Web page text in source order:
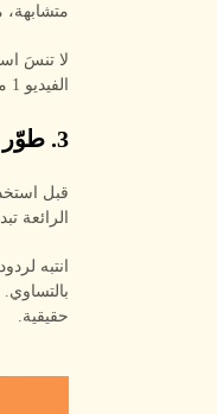
متشابهة،
لا تنسَ
الفيديو 1 مقابل 1.
3. طوّر مهارات تواصل قوية
قبل
الرائعة
انتبه
حقيقية.